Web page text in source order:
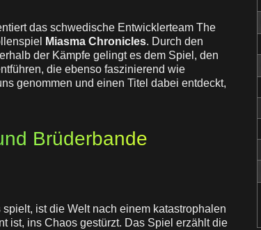
das schwedische Entwicklerteam The
Miasma Chronicles. Durch den
der Kämpfe gelingt es dem Spiel, den
die ebenso faszinierend wie
genommen und einen Titel dabei entdeckt,
Brüderbande
spielt, ist die Welt nach einem katastrophalen
ist, ins Chaos gestürzt. Das Spiel erzählt die